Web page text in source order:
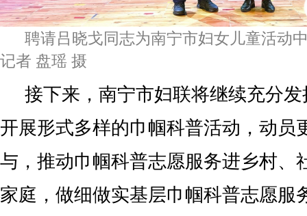
聘请吕晓戈同志为南宁市妇女儿童活动
记者 盘瑶 摄
接下来，南宁市妇联将继续充分
开展形式多样的巾帼科普活动，动员
与，推动巾帼科普志愿服务进乡村、
家庭，做细做实基层巾帼科普志愿服